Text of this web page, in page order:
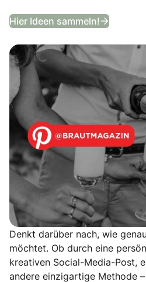
Hier Ideen sammeln!
Denkt darüber nach, wie
möchtet. Ob durch eine
kreativen Social-Media-Post,
andere einzigartige Methode